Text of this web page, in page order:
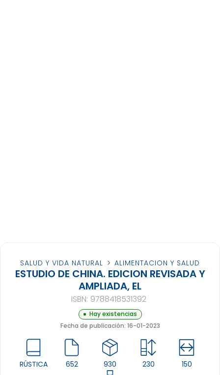
SALUD Y VIDA NATURAL ALIMENTACION Y SALUD
ESTUDIO DE CHINA. EDICION REVISADA Y
AMPLIADA, EL
ISBN: 9788418531392
Hay existencias
Fecha de publicación: 16-01-2023
RÚSTICA 652 930 230 150